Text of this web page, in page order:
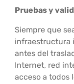
Pruebas y
Siempre que
infraestructura
antes del
Internet, red
acceso a todos